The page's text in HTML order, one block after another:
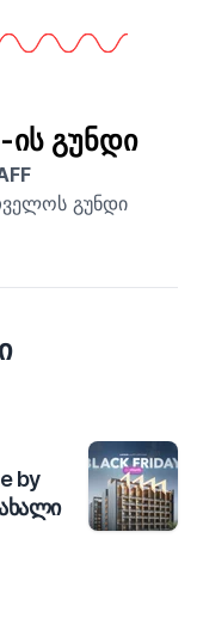
გუნდი
გუნდი
by